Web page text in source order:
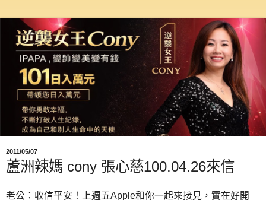
2011/05/07
蘆洲辣媽 cony 張心慈100.04.26來信
老公：收信平安！上週五Apple和你一起來接見，實在好開